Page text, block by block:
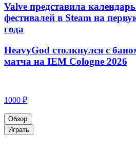
Valve представила
фестивалей в Steam на
года
HeavyGod столкнулся с
матча на IEM Cologne 2026
1000 ₽
Обзор
Играть